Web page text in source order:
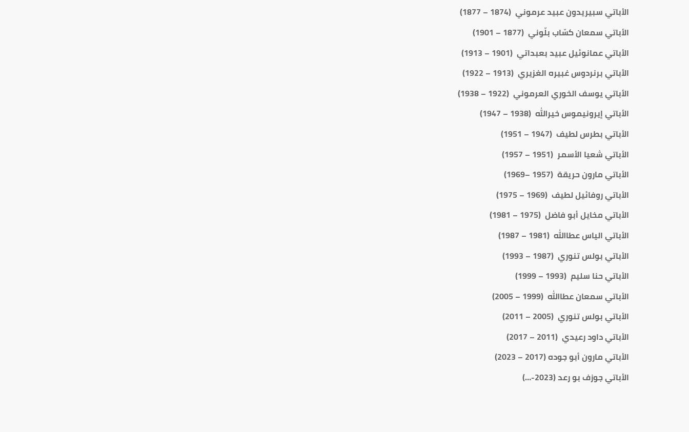
الأباتي سبيريدون عبيد عرموني (1874 – 1877)
الأباتي سمعان كسّاب بلّوني (1877 – 1901)
الأباتي عمانوئيل عبيد بعبداتي (1901 – 1913)
الأباتي برنردوس غبيره الغزيري (1913 – 1922)
الأباتي يوسف الخوري العرموني (1922 – 1938)
الأباتي إيرونيموس خيرالله (1938 – 1947)
الأباتي بطرس لطيف (1947 – 1951)
الأباتي شعيا الأسمر (1951 – 1957)
الأباتي مارون حريقة (1957 –1969)
الأباتي روفائيل لطيف (1969 – 1975)
الأباتي مخايل أبو فاضل (1975 – 1981)
الأباتي الياس عطاالله (1981 – 1987)
الأباتي بولس تنوري (1987 – 1993)
الأباتي حنا سليم (1993 – 1999)
الأباتي سمعان عطاالله (1999 – 2005)
الأباتي بولس تنوري (2005 – 2011)
الأباتي داود رعيدي (2011 – 2017)
الأباتي مارون أبو جوده (2017 – 2023)
الأباتي جوزف بو رعد (2023-…)